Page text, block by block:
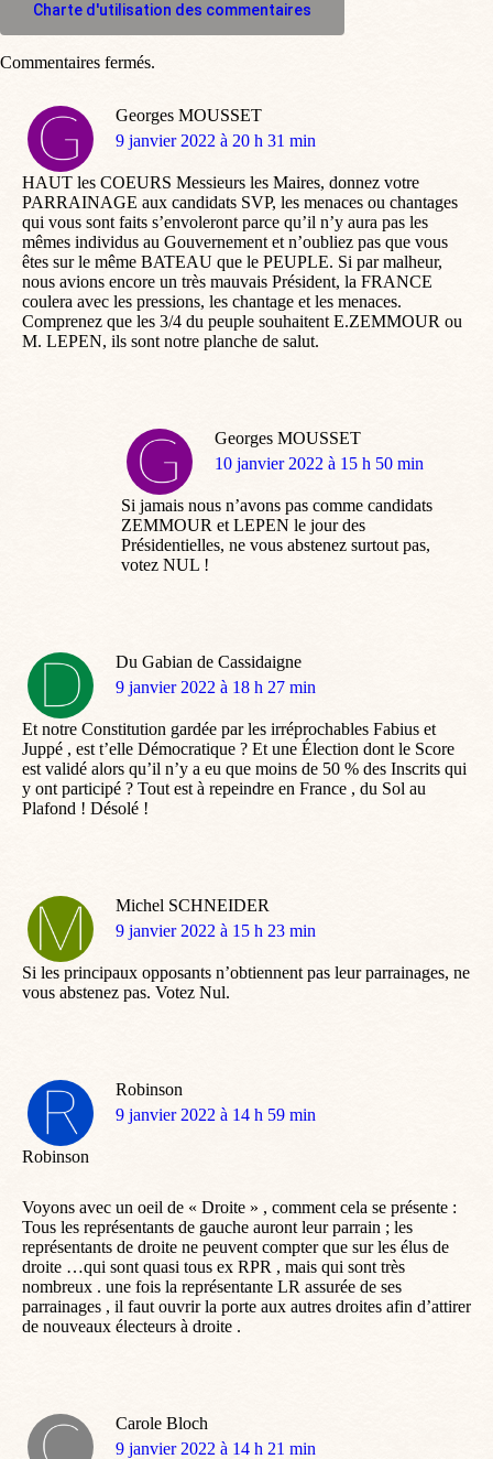
Charte d'utilisation des commentaires
Georges MOUSSET
dit
9 janvier 2022 à 20 h 31 min
HAUT les COEURS Messieurs les Maires, donnez votre
PARRAINAGE aux candidats SVP, les menaces ou chantages
qui vous sont faits s’envoleront parce qu’il n’y aura pas les
mêmes individus au Gouvernement et n’oubliez pas que vous
êtes sur le même BATEAU que le PEUPLE. Si par malheur,
nous avions encore un très mauvais Président, la FRANCE
coulera avec les pressions, les chantage et les menaces.
Comprenez que les 3/4 du peuple souhaitent E.ZEMMOUR ou
M. LEPEN, ils sont notre planche de salut.
Georges MOUSSET
dit
10 janvier 2022 à 15 h 50 min
Si jamais nous n’avons pas comme candidats
ZEMMOUR et LEPEN le jour des
Présidentielles, ne vous abstenez surtout pas,
votez NUL !
Du Gabian de Cassidaigne
dit
9 janvier 2022 à 18 h 27 min
Et notre Constitution gardée par les irréprochables Fabius et
Juppé , est t’elle Démocratique ? Et une Élection dont le Score
est validé alors qu’il n’y a eu que moins de 50 % des Inscrits qui
y ont participé ? Tout est à repeindre en France , du Sol au
Plafond ! Désolé !
Michel SCHNEIDER
dit
9 janvier 2022 à 15 h 23 min
Si les principaux opposants n’obtiennent pas leur parrainages, ne
vous abstenez pas. Votez Nul.
Robinson
dit
9 janvier 2022 à 14 h 59 min
Robinson
Voyons avec un oeil de « Droite » , comment cela se présente :
Tous les représentants de gauche auront leur parrain ; les
représentants de droite ne peuvent compter que sur les élus de
droite …qui sont quasi tous ex RPR , mais qui sont très
nombreux . une fois la représentante LR assurée de ses
parrainages , il faut ouvrir la porte aux autres droites afin d’attirer
de nouveaux électeurs à droite .
Carole Bloch
dit
9 janvier 2022 à 14 h 21 min
Commentaires fermés.